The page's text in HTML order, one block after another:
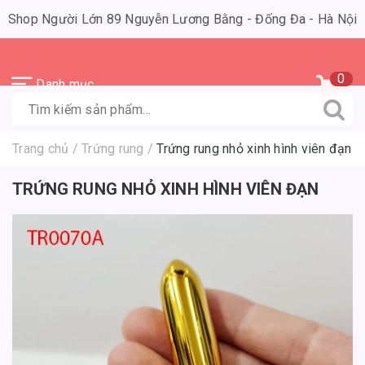
Shop Người Lớn 89 Nguyễn Lương Bằng - Đống Đa - Hà Nội
Danh mục 0
Trang chủ / Trứng rung /Trứng rung nhỏ xinh hình viên đạn
TRỨNG RUNG NHỎ XINH HÌNH VIÊN ĐẠN